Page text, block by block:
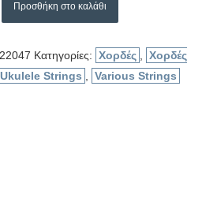
Προσθήκη στο καλάθι
Κατηγορίες: Χορδές , Χορδές
Ukulele Strings , Various Strings